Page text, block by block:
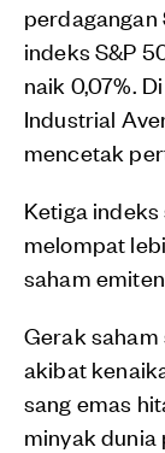
perdagangan
indeks S&P
naik 0,07%.
Industrial
mencetak
Ketiga
melompat
saham
Gerak
akibat
sang emas
minyak dunia